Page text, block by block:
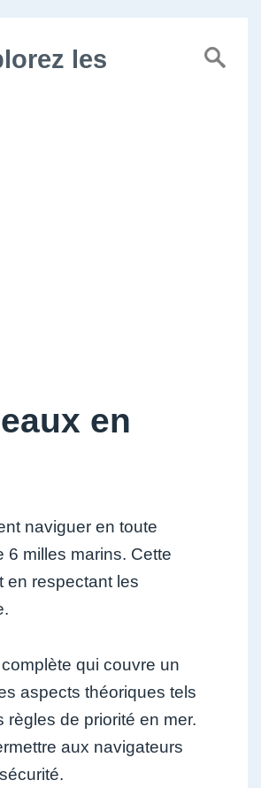
les
en
naviguer en toute
6 milles marins. Cette
en respectant les
qui couvre un
aspects théoriques tels
de priorité en mer.
aux navigateurs